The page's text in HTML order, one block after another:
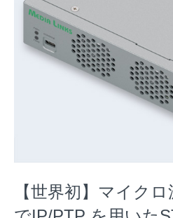
【世界初】マイク